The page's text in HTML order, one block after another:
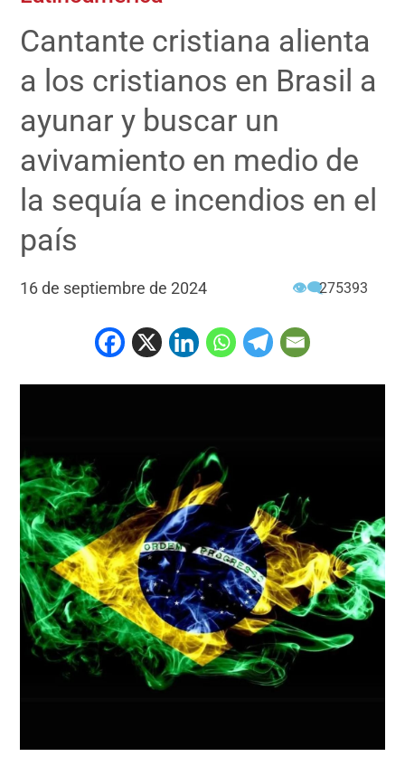
Cantante cristiana alienta
a los cristianos en Brasil a
ayunar y buscar un
avivamiento en medio de
la sequía e incendios en el
país
16 de septiembre de 2024 👁‍🗨275393